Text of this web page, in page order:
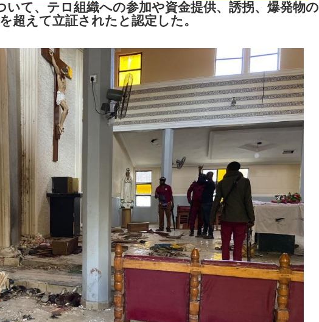
て、テロ組織への参加や資金提供、誘拐、爆発物の
超えて立証されたと認定した。